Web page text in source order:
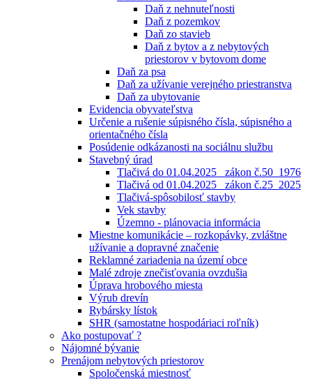
Daň z nehnuteľnosti
Daň z pozemkov
Daň zo stavieb
Daň z bytov a z nebytových
priestorov v bytovom dome
Daň za psa
Daň za užívanie verejného priestranstva
Daň za ubytovanie
Evidencia obyvateľstva
Určenie a rušenie súpisného čísla, súpisného a
orientačného čísla
Posúdenie odkázanosti na sociálnu službu
Stavebný úrad
Tlačivá do 01.04.2025_ zákon č.50_1976
Tlačivá od 01.04.2025_ zákon č.25_2025
Tlačivá-spôsobilosť stavby
Vek stavby
Územno - plánovacia informácia
Miestne komunikácie – rozkopávky, zvláštne
užívanie a dopravné značenie
Reklamné zariadenia na území obce
Malé zdroje znečisťovania ovzdušia
Úprava hrobového miesta
Výrub drevín
Rybársky lístok
SHR (samostatne hospodáriaci roľník)
Ako postupovať ?
Nájomné bývanie
Prenájom nebytových priestorov
Spoločenská miestnosť